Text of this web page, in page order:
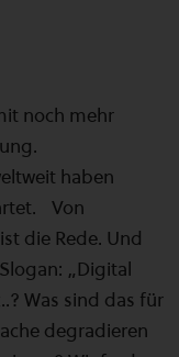
noch mehr
haben
Von
die Rede. Und
„Digital
Was sind das für
degradieren